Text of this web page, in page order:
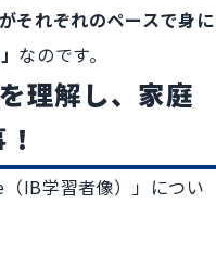
それぞれのペースで身に
なのです。
解し、家庭
IB学習者像）」につい